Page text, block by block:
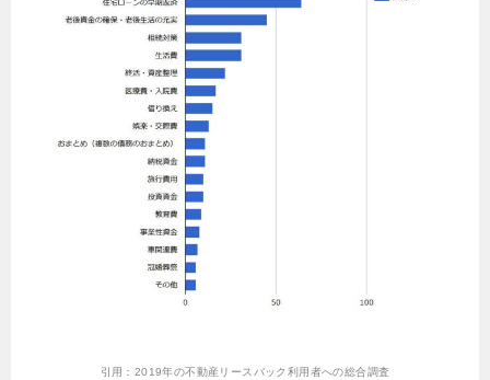
引用： 2019年の不動産リースバック利用者への総合調査